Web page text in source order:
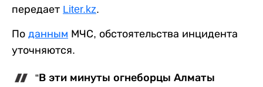
передает Liter.kz.
По данным МЧС, обстоятельства инцидента
уточняются.
“В эти минуты огнеборцы Алматы